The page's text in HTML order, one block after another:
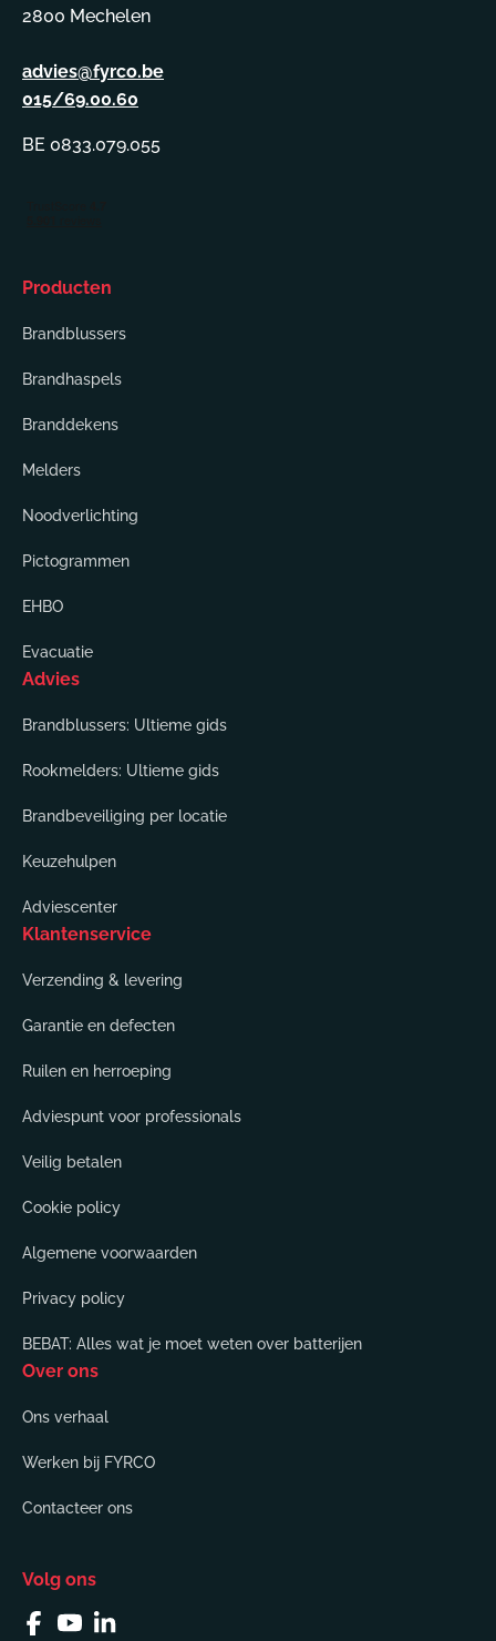
2800 Mechelen
advies@fyrco.be
015/69.00.60
BE 0833.079.055
Producten
Brandblussers
Brandhaspels
Branddekens
Melders
Noodverlichting
Pictogrammen
EHBO
Evacuatie
Advies
Brandblussers: Ultieme gids
Rookmelders: Ultieme gids
Brandbeveiliging per locatie
Keuzehulpen
Adviescenter
Klantenservice
Verzending & levering
Garantie en defecten
Ruilen en herroeping
Adviespunt voor professionals
Veilig betalen
Cookie policy
Algemene voorwaarden
Privacy policy
BEBAT: Alles wat je moet weten over batterijen
Over ons
Ons verhaal
Werken bij FYRCO
Contacteer ons
Volg ons
Facebook
YouTubeLinkedin